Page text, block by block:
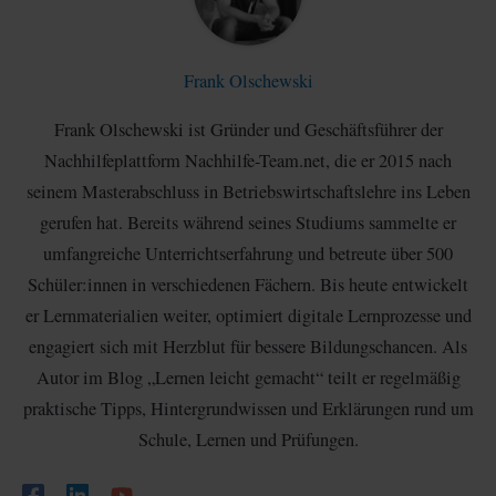
Frank Olschewski
Frank Olschewski ist Gründer und Geschäftsführer der
Nachhilfeplattform Nachhilfe-Team.net, die er 2015 nach
seinem Masterabschluss in Betriebswirtschaftslehre ins Leben
gerufen hat. Bereits während seines Studiums sammelte er
umfangreiche Unterrichtserfahrung und betreute über 500
Schüler:innen in verschiedenen Fächern. Bis heute entwickelt
er Lernmaterialien weiter, optimiert digitale Lernprozesse und
engagiert sich mit Herzblut für bessere Bildungschancen. Als
Autor im Blog „Lernen leicht gemacht“ teilt er regelmäßig
praktische Tipps, Hintergrundwissen und Erklärungen rund um
Schule, Lernen und Prüfungen.